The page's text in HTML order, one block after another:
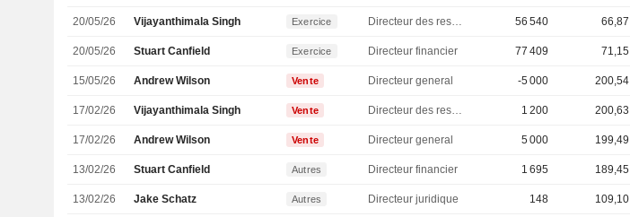
20/05/26 Vijayanthimala Singh Exercice Directeur des ressources humaines 56 540 66,87
20/05/26 Stuart Canfield Exercice Directeur financier 77 409 71,15
15/05/26 Andrew Wilson Vente Directeur general -5 000 200,54
17/02/26 Vijayanthimala Singh Vente Directeur des ressources humaines 1 200 200,63
17/02/26 Andrew Wilson Vente Directeur general 5 000 199,49
13/02/26 Stuart Canfield Autres Directeur financier 1 695 189,45
13/02/26 Jake Schatz Autres Directeur juridique 148 109,10